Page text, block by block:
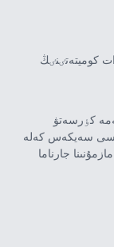
كوميتەتٸنٸڭ
كٶرسەتۋ
سەيكەس كەلە
جارناما